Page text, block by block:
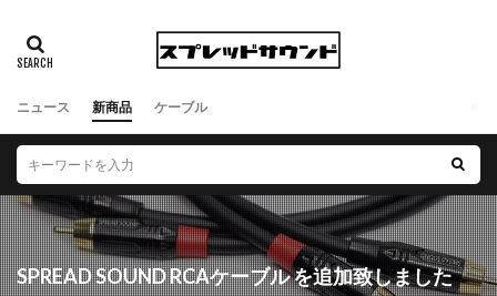
ニュース 新商品 ケーブル
SPREAD SOUND RCAケーブル を追加致しました